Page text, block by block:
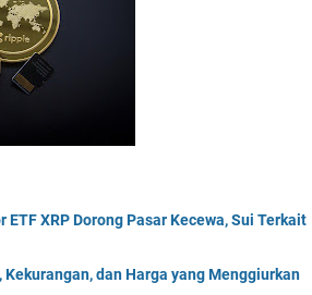
XRP Dorong Pasar Kecewa, Sui Terkait
dan Harga yang Menggiurkan